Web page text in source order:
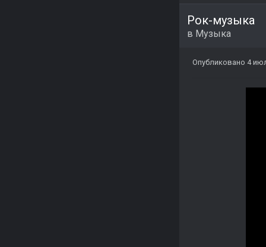
Рок-музыка
в Музыка
Опубликовано 4